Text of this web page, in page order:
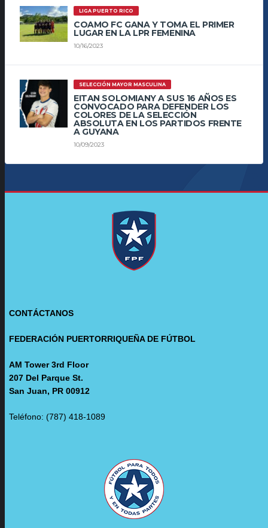
LIGA PUERTO RICO
COAMO FC GANA Y TOMA EL PRIMER
LUGAR EN LA LPR FEMENINA
10/16/2023
SELECCIÓN MAYOR MASCULINA
EITAN SOLOMIANY A SUS 16 AÑOS ES
CONVOCADO PARA DEFENDER LOS
COLORES DE LA SELECCIÓN
ABSOLUTA EN LOS PARTIDOS FRENTE
A GUYANA
10/09/2023
CONTÁCTANOS
FEDERACIÓN PUERTORRIQUEÑA DE FÚTBOL
AM Tower 3rd Floor
207 Del Parque St.
San Juan, PR 00912
Teléfono: (787) 418-1089